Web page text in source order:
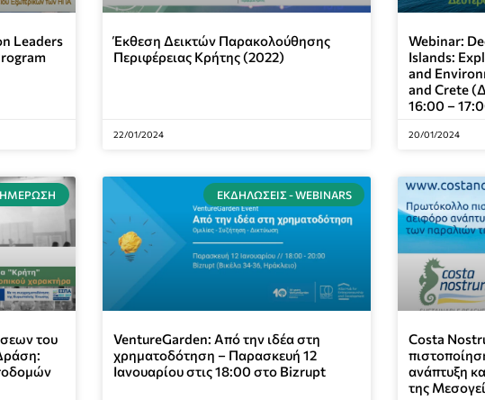
Leaders
Έκθεση Δεικτών Παρακολούθησης
Περιφέρειας Κρήτης (2022)
22/01/2024
Webinar:
Islands:
and
and Crete
16:00 –
20/01/2024
του
ΕΚΔΗΛΏΣΕΙΣ - WEBINARS
VentureGarden: Από την ιδέα στη
χρηματοδότηση – Παρασκευή 12
Ιανουαρίου στις 18:00 στο Bizrupt
Costa
ανάπτυξη
της